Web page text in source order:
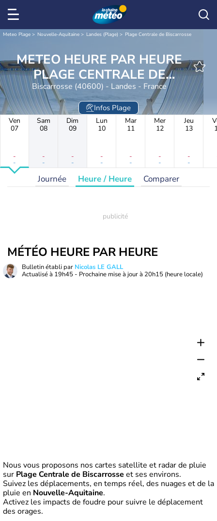
Meteo Plage Nouvelle-Aquitaine Landes (Plage) Plage Centrale de Biscarrosse
METEO HEURE PAR HEURE
PLAGE CENTRALE DE
BISCARROSSE
Biscarrosse (40600) - Landes - France
Infos Plage
Ven
07
-
-
Sam
08
-
-
Dim
09
-
-
Lun
10
-
-
Mar
11
-
-
Mer
12
-
-
Jeu
13
-
-
Journée Heure / Heure Comparer
MÉTÉO HEURE PAR HEURE
Bulletin établi par Nicolas LE GALL
Actualisé à 19h45 - Prochaine mise à jour à 20h15 (heure locale)
Nous vous proposons nos cartes satellite et radar de pluie
sur Plage Centrale de Biscarrosse et ses environs.
Suivez les déplacements, en temps réel, des nuages et de la
pluie en Nouvelle-Aquitaine.
Activez les impacts de foudre pour suivre le déplacement
des orages.